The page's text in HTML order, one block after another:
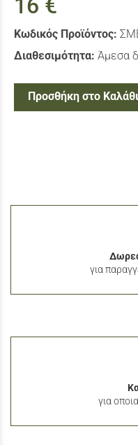
16 €
Κωδικός Προϊόντος:
Διαθεσιμότητα: Άμεσα
Προσθήκη στο Καλάθι
για
για